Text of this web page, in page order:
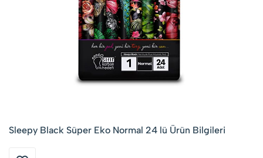
Sleepy Black Süper Eko Normal 24 lü Ürün Bilgileri